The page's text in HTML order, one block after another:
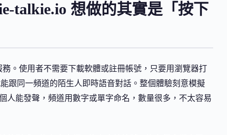
talkie.io 想做的其實是「按下
。使用者不需要下載軟體或註冊帳號，只要用瀏覽器打
跟同一頻道的陌生人即時語音對話。整個體驗刻意模擬
人能發聲，頻道用數字或單字命名，數量很多，不太容易